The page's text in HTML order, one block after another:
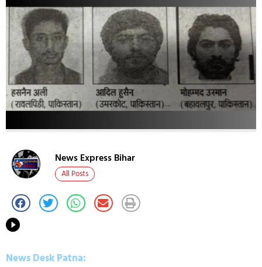
News Express Bihar
All Posts
News Desk Patna: